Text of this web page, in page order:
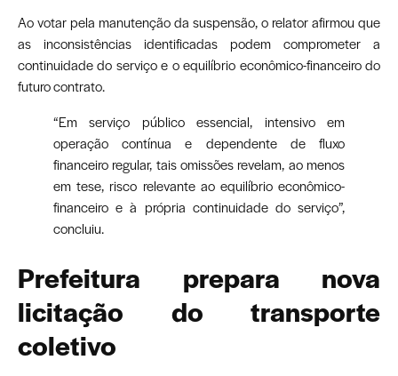
Ao votar pela manutenção da suspensão, o relator afirmou que
as inconsistências identificadas podem comprometer a
continuidade do serviço e o equilíbrio econômico-financeiro do
futuro contrato.
“Em serviço público essencial, intensivo em
operação contínua e dependente de fluxo
financeiro regular, tais omissões revelam, ao menos
em tese, risco relevante ao equilíbrio econômico-
financeiro e à própria continuidade do serviço”,
concluiu.
Prefeitura prepara nova
licitação do transporte
coletivo